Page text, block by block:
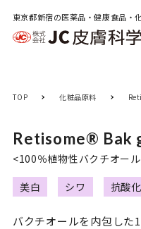
TOP 化粧品原料
Retisome® Bak
<100％植物性バクチオー
美白
シワ 抗酸化
バクチオールを内包した